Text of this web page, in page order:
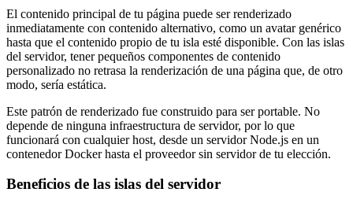
El contenido principal de tu página puede ser renderizado
inmediatamente con contenido alternativo, como un avatar genérico
hasta que el contenido propio de tu isla esté disponible. Con las islas
del servidor, tener pequeños componentes de contenido
personalizado no retrasa la renderización de una página que, de otro
modo, sería estática.
Este patrón de renderizado fue construido para ser portable. No
depende de ninguna infraestructura de servidor, por lo que
funcionará con cualquier host, desde un servidor Node.js en un
contenedor Docker hasta el proveedor sin servidor de tu elección.
Beneficios de las islas del servidor